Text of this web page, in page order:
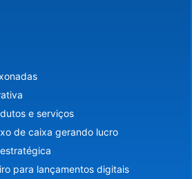
e serviços
de caixa gerando lucro
para lançamentos digitais